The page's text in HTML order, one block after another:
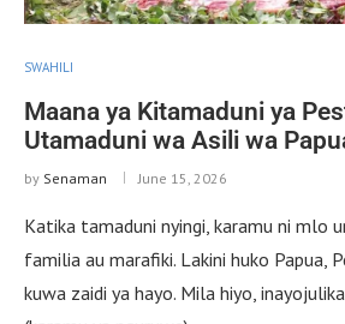
SWAHILI
Maana ya Kitamaduni ya
Utamaduni wa Asili wa
by Senaman June 15, 2026
Katika tamaduni nyingi, karamu ni mlo
familia au marafiki. Lakini huko Papua,
kuwa zaidi ya hayo. Mila hiyo,